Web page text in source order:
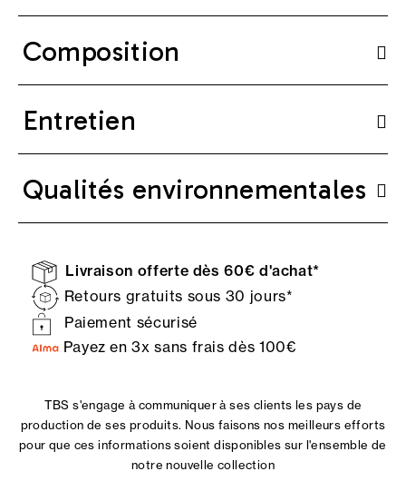
Composition
Entretien
Qualités environnementales
Livraison offerte dès 60€ d'achat*
Retours gratuits sous 30 jours*
Paiement sécurisé
Payez en 3x sans frais dès 100€
TBS s'engage à communiquer à ses clients les pays de
production de ses produits. Nous faisons nos meilleurs efforts
pour que ces informations soient disponibles sur l'ensemble de
notre nouvelle collection